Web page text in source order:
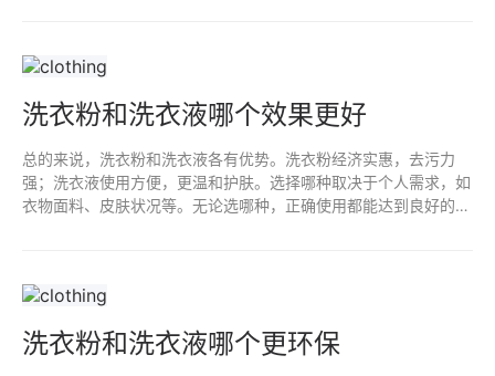
洗衣粉和洗衣液哪个效果更好
总的来说，洗衣粉和洗衣液各有优势。洗衣粉经济实惠，去污力
强；洗衣液使用方便，更温和护肤。选择哪种取决于个人需求，如
衣物面料、皮肤状况等。无论选哪种，正确使用都能达到良好的洗
洗衣粉和洗衣液哪个更环保